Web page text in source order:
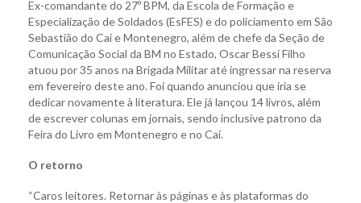
Ex-comandante do 27º BPM, da Escola de Formação e
Especialização de Soldados (EsFES) e do policiamento em São
Sebastião do Caí e Montenegro, além de chefe da Seção de
Comunicação Social da BM no Estado, Oscar Bessi Filho
atuou por 35 anos na Brigada Militar até ingressar na reserva
em fevereiro deste ano. Foi quando anunciou que iria se
dedicar novamente à literatura. Ele já lançou 14 livros, além
de escrever colunas em jornais, sendo inclusive patrono da
Feira do Livro em Montenegro e no Caí.
O retorno
“Caros leitores. Retornar às páginas e às plataformas do